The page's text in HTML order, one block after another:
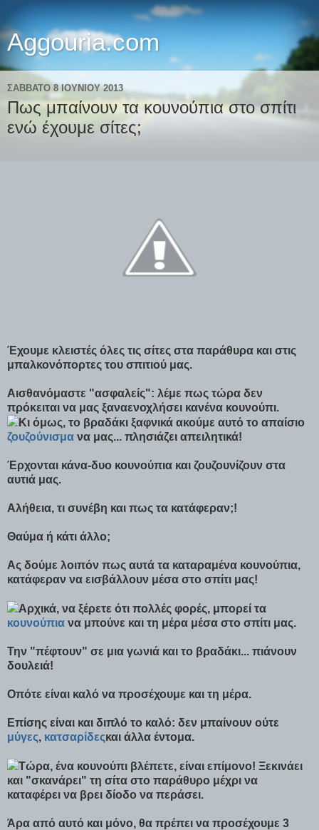
Aggouria.com
ΣΆΒΒΑΤΟ 8 ΙΟΥΝΊΟΥ 2013
Πως μπαίνουν τα κουνούπια στο σπίτι
ενώ έχουμε σίτες;
Έχουμε κλειστές όλες τις σίτες στα παράθυρα και στις
μπαλκονόπορτες του σπιτιού μας.
Αισθανόμαστε "ασφαλείς": λέμε πως τώρα δεν
πρόκειται να μας ξαναενοχλήσει κανένα κουνούπι.
Κι όμως, το βραδάκι ξαφνικά ακούμε αυτό το απαίσιο
ζουζούνισμα να μας... πλησιάζει απειλητικά!
Έρχονται κάνα-δυο κουνούπια και ζουζουνίζουν στα
αυτιά μας.
Αλήθεια, τι συνέβη και πως τα κατάφεραν;!
Θαύμα ή κάτι άλλο;
Ας δούμε λοιπόν πως αυτά τα καταραμένα κουνούπια,
κατάφεραν να εισβάλλουν μέσα στο σπίτι μας!
Αρχικά, να ξέρετε ότι πολλές φορές, μπορεί τα
κουνούπια να μπούνε και τη μέρα μέσα στο σπίτι μας.
Την "πέφτουν" σε μια γωνιά και το βραδάκι... πιάνουν
δουλειά!
Οπότε είναι καλό να προσέχουμε και τη μέρα.
Επίσης είναι και διπλό το καλό: δεν μπαίνουν ούτε
μύγες, κατσαρίδεςκαι άλλα έντομα.
Τώρα, ένα κουνούπι βλέπετε, είναι επίμονο! Ξεκινάει
και "σκανάρει" τη σίτα στο παράθυρο μέχρι να
καταφέρει να βρει δίοδο να περάσει.
Άρα από αυτό και μόνο, θα πρέπει να προσέχουμε 3